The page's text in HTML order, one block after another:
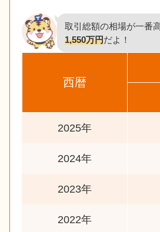
取引総額の相場が一番
1,550万円だよ！
西暦
2025年
2024年
2023年
2022年